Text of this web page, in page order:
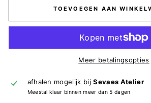
TOEVOEGEN AAN
Meer betalingsopties
afhalen mogelijk bijSevaes Atelier
Meestal klaar binnen meer dan 5 dagen